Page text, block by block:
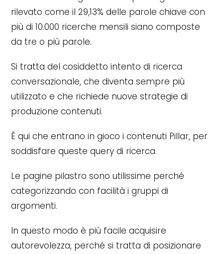
rilevato come il 29,13% delle parole chiave con
più di 10.000 ricerche mensili siano composte
da tre o più parole.
Si tratta del cosiddetto intento di ricerca
conversazionale, che diventa sempre più
utilizzato e che richiede nuove strategie di
produzione contenuti.
È qui che entrano in gioco i contenuti Pillar, per
soddisfare queste query di ricerca.
Le pagine pilastro sono utilissime perché
categorizzando con facilità i gruppi di
argomenti.
In questo modo è più facile acquisire
autorevolezza, perché si tratta di posizionare